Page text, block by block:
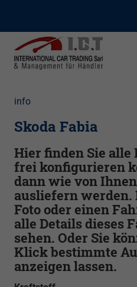
info
Skoda Fabia
Hier finden Sie alle
frei konfigurieren
dann wie von
ausliefern werden.
Foto oder einen
alle Details dieses
sehen. Oder Sie
Klick bestimmte
anzeigen lassen.